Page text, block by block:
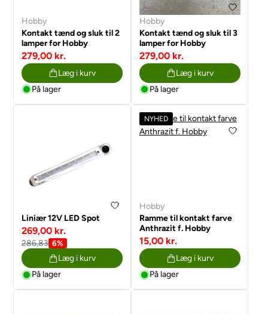
Hobby
Kontakt tænd og sluk til 2
lamper for Hobby
279,00 kr.
Læg i kurv
På lager
Hobby
Kontakt tænd og sluk til 3
lamper for Hobby
279,00 kr.
Læg i kurv
På lager
Liniær 12V LED Spot
269,00 kr.
286,83 6%
Læg i kurv
På lager
NYHED
Hobby
Ramme til kontakt farve
Anthrazit f. Hobby
15,00 kr.
Læg i kurv
På lager